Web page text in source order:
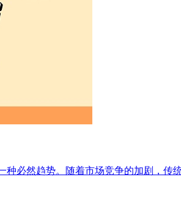
种必然趋势。随着市场竞争的加剧，